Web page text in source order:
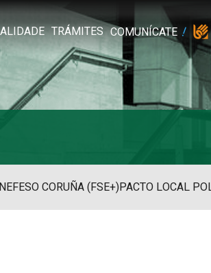
TRÁMITES COMUNÍCATE
EFESO CORUÑA (FSE+)PACTO LOCAL